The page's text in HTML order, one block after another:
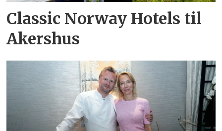
Classic Norway Hotels til
Akershus